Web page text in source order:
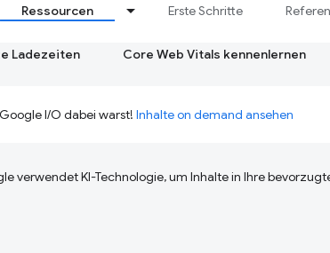
Ressourcen Erste Schritte
Ladezeiten Core Web Vitals kennenlernen
I/O dabei warst! Inhalte on demand ansehen
verwendet KI-Technologie, um Inhalte in Ihre